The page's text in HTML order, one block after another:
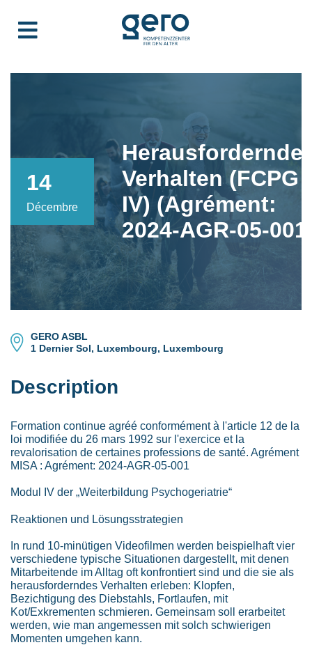
14
Décembre
Verhalten (FCPG
IV) (Agrément:
2024-AGR-05-
GERO ASBL
1 Dernier Sol, Luxembourg, Luxembourg
Description
Formation continue agréé conformément à l'article 12 de la
loi modifiée du 26 mars 1992 sur l'exercice et la
revalorisation de certaines professions de santé. Agrément
MISA : Agrément: 2024-AGR-05-001
Modul IV der „Weiterbildung Psychogeriatrie“
Reaktionen und Lösungsstrategien
In rund 10-minütigen Videofilmen werden beispielhaft vier
verschiedene typische Situationen dargestellt, mit denen
Mitarbeitende im Alltag oft konfrontiert sind und die sie als
herausforderndes Verhalten erleben: Klopfen,
Bezichtigung des Diebstahls, Fortlaufen, mit
Kot/Exkrementen schmieren. Gemeinsam soll erarbeitet
werden, wie man angemessen mit solch schwierigen
Momenten umgehen kann.